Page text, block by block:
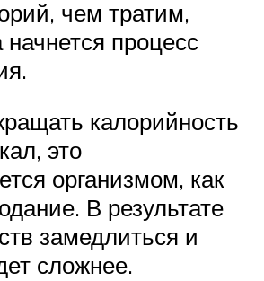
чем тратим,
начнется процесс
калорийность
это
организмом, как
В результате
замедлиться и
сложнее.